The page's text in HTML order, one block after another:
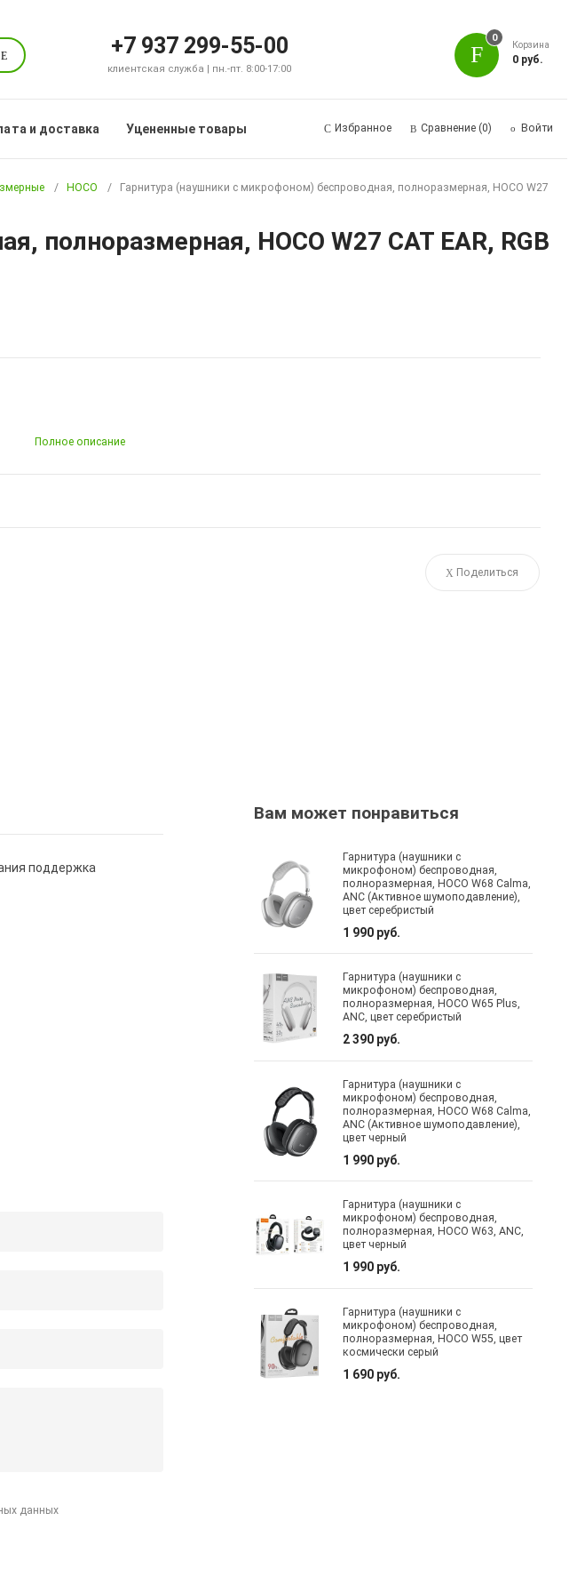
Поиск +7 937 299-55-00
клиентская служба | пн.-пт. 8:00-17:00
0
Корзина
0 руб.
и доставка Уцененные товары Избранное Сравнение (0) Войти
HOCO
Гарнитура (наушники с микрофоном) беспроводная, полноразмерная, HOCO W27
полноразмерная, HOCO W27 CAT EAR, RGB
Полное описание
Поделиться
поддержка
данных
Вам может понравиться
Гарнитура (наушники с
микрофоном) беспроводная,
полноразмерная, HOCO W68 Calma,
ANC (Активное шумоподавление),
цвет серебристый
1 990 руб.
Гарнитура (наушники с
микрофоном) беспроводная,
полноразмерная, HOCO W65 Plus,
ANC, цвет серебристый
2 390 руб.
Гарнитура (наушники с
микрофоном) беспроводная,
полноразмерная, HOCO W68 Calma,
ANC (Активное шумоподавление),
цвет черный
1 990 руб.
Гарнитура (наушники с
микрофоном) беспроводная,
полноразмерная, HOCO W63, ANC,
цвет черный
1 990 руб.
Гарнитура (наушники с
микрофоном) беспроводная,
полноразмерная, HOCO W55, цвет
космически серый
1 690 руб.